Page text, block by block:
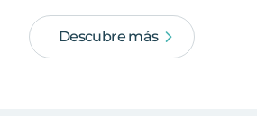
Descubre más